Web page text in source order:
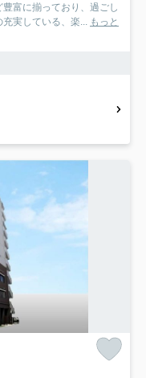
富に揃っており、過ごし
実している、楽... もっと